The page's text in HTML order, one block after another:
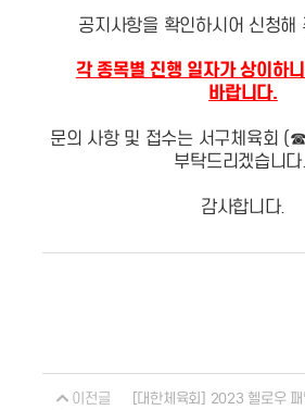
공지사항을 확인하시어 신청해
각 종목별 진행 일자가 상이하
바랍니다.
문의 사항 및 접수는 서구체육회
부탁드리겠습니다.
감사합니다.
이전글
[대한체육회] 2023 헬로우